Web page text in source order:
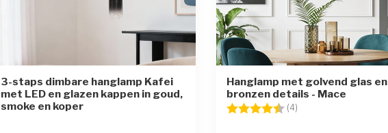
3-staps dimbare hanglamp Kafei
met LED en glazen kappen in goud,
smoke en koper
Hanglamp met golvend glas en
bronzen details - Mace
Beoordeling: (4)